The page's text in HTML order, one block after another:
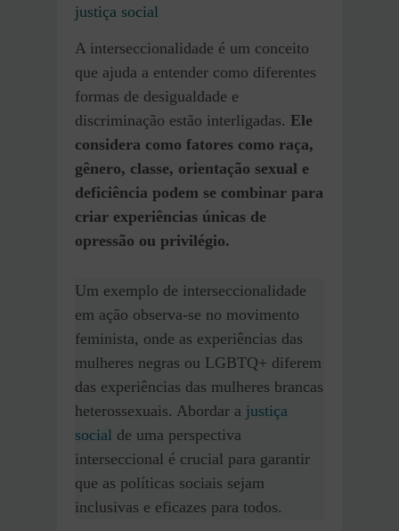
justiça social
A interseccionalidade é um conceito
que ajuda a entender como diferentes
formas de desigualdade e
discriminação estão interligadas. Ele
considera como fatores como raça,
gênero, classe, orientação sexual e
deficiência podem se combinar para
criar experiências únicas de
opressão ou privilégio.
Um exemplo de interseccionalidade
em ação observa-se no movimento
feminista, onde as experiências das
mulheres negras ou LGBTQ+ diferem
das experiências das mulheres brancas
heterossexuais. Abordar a justiça
social de uma perspectiva
interseccional é crucial para garantir
que as políticas sociais sejam
inclusivas e eficazes para todos.